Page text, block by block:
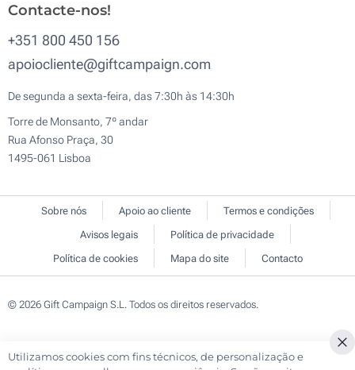
Contacte-nos!
+351 800 450 156
apoiocliente@giftcampaign.com
De segunda a sexta-feira, das 7:30h às 14:30h
Torre de Monsanto, 7º andar
Rua Afonso Praça, 30
1495-061 Lisboa
Sobre nós Apoio ao cliente
Termos e condições
Avisos legais
Política de privacidade
Política de cookies
Mapa do site Contacto
© 2026 Gift Campaign S.L. Todos os direitos reservados.
Utilizamos cookies com fins técnicos, de personalização e